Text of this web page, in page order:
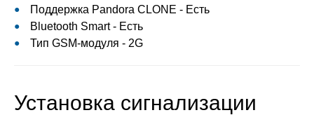
Поддержка Pandora CLONE - Есть
Bluetooth Smart - Есть
Тип GSM-модуля - 2G
Установка сигнализации